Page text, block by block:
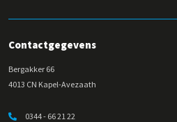
Contactgegevens
Bergakker 66
4013 CN Kapel-Avezaath
0344 - 66 21 22